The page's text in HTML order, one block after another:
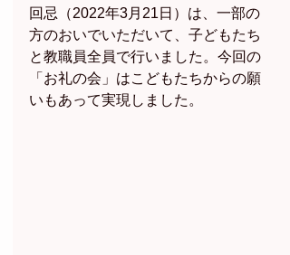
回忌（2022年3月21日）は、一部の
方のおいでいただいて、子どもたち
と教職員全員で行いました。今回の
「お礼の会」はこどもたちからの願
いもあって実現しました。